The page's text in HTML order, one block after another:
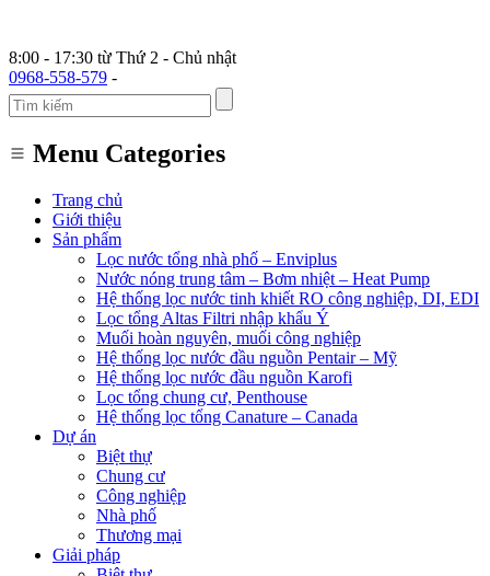
8:00 - 17:30 từ Thứ 2 - Chủ nhật
0968-558-579 -
Menu Categories
Trang chủ
Giới thiệu
Sản phẩm
Lọc nước tổng nhà phố – Enviplus
Nước nóng trung tâm – Bơm nhiệt – Heat Pump
Hệ thống lọc nước tinh khiết RO công nghiệp, DI, EDI
Lọc tổng Altas Filtri nhập khẩu Ý
Muối hoàn nguyên, muối công nghiệp
Hệ thống lọc nước đầu nguồn Pentair – Mỹ
Hệ thống lọc nước đầu nguồn Karofi
Lọc tổng chung cư, Penthouse
Hệ thống lọc tổng Canature – Canada
Dự án
Biệt thự
Chung cư
Công nghiệp
Nhà phố
Thương mại
Giải pháp